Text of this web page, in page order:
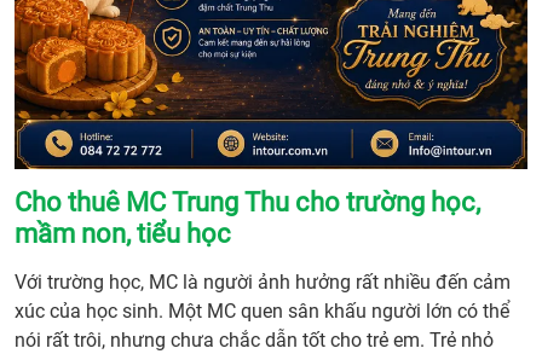
Cho thuê MC Trung Thu cho trường học,
mầm non, tiểu học
Với trường học, MC là người ảnh hưởng rất nhiều đến cảm
xúc của học sinh. Một MC quen sân khấu người lớn có thể
nói rất trôi, nhưng chưa chắc dẫn tốt cho trẻ em. Trẻ nhỏ